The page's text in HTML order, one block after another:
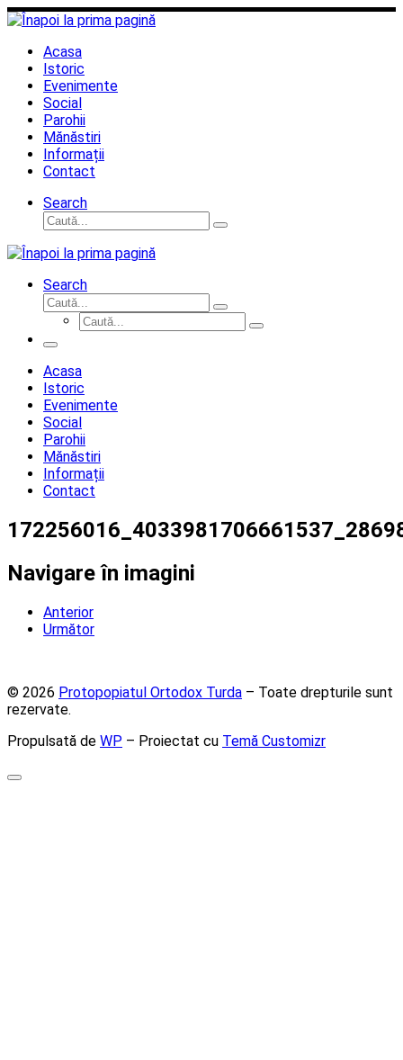
Sari
la
conținutAcasa
Istoric
Evenimente
Social
Parohii
Mănăstiri
Informații
Contact
Search
Căutare
Caută...
Search
Căutare
Caută...
Căutare
Caută...
Meniu
Acasa
Istoric
Evenimente
Social
Parohii
Mănăstiri
Informații
Contact
Navigare în imagini
Anterior
Următor
© 2026 Protopopiatul Ortodox Turda – Toate drepturile sunt
rezervate.
Propulsată de WP – Proiectat cu Temă Customizr